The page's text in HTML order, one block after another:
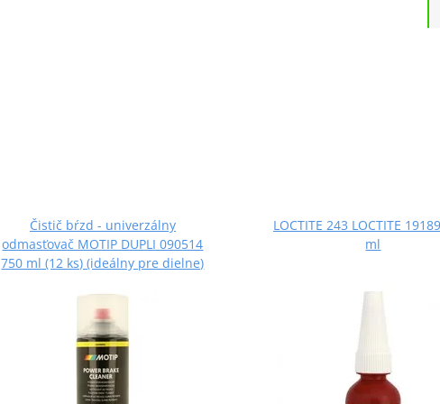
Čistič bŕzd - univerzálny
odmasťovač MOTIP DUPLI 090514
750 ml (12 ks) (ideálny pre dielne)
LOCTITE 243 LOCTITE
ml